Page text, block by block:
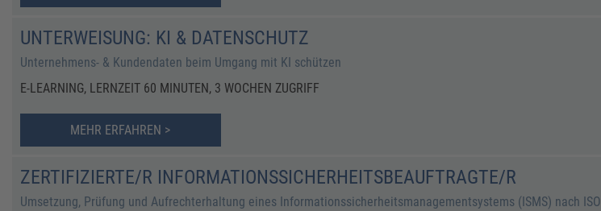
UNTERWEISUNG: KI & DATENSCHUTZ
Unternehmens- & Kundendaten beim Umgang mit KI schützen
E-LEARNING, LERNZEIT 60 MINUTEN, 3 WOCHEN ZUGRIFF
MEHR ERFAHREN >
ZERTIFIZIERTE/R INFORMATIONSSICHERHEITSBEAUFTRAGTE/R
Umsetzung, Prüfung und Aufrechterhaltung eines Informationssicherheitsmanagementsystems (ISMS) nach ISO